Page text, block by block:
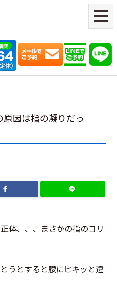
原因は指の凝りだっ
体、、、まさかの指のコリ
うとすると腰にピキッと違